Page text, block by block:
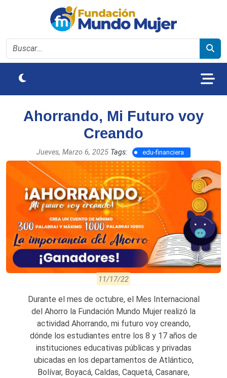
Ahorrando, Mi Futuro voy
Creando
Jueves, Marzo 6, 2025 Tags: edu-financiera
11/17/22
Durante el mes de octubre, el Mes Internacional
del Ahorro la Fundación Mundo Mujer realizó la
actividad Ahorrando, mi futuro voy creando,
dónde los estudiantes entre los 8 y 17 años de
instituciones educativas públicas y privadas
ubicadas en los departamentos de Atlántico,
Bolívar, Boyacá, Caldas, Caquetá, Casanare,